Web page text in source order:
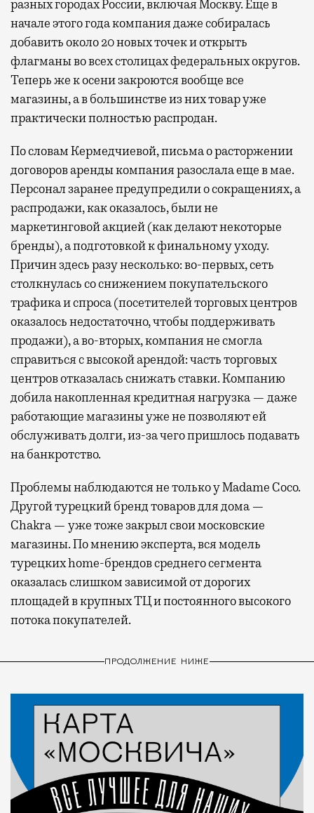
провести переговоры, поработать или просто
выпить кофе, наблюдая сквозь панорамные
окна за тем, как взлетают и садятся
самолеты. В Москве нет недостатка
в лаунжах. В аэропортах их обычно
несколько — в разных зонах воздушных
гаваней. На некоторых вокзалах — тоже.
Лаунжи доступны на Ленинградском,
и Курском вокзалах.
Попасть в бизнес-залы
могут держатели карт Mir Supreme. Причем
не только в столице. Всего доступно более
1000 бизнес-залов по всему миру.
разных городах России, включая Москву. Еще в
начале этого года компания даже собиралась
добавить около 20 новых точек и открыть
флагманы во всех столицах федеральных округов.
Теперь же к осени закроются вообще все
магазины, а в большинстве из них товар уже
практически полностью распродан.
По словам Кермедчиевой, письма о расторжении
договоров аренды компания разослала еще в мае.
Персонал заранее предупредили о сокращениях, а
распродажи, как оказалось, были не
маркетинговой акцией (как делают некоторые
бренды), а подготовкой к финальному уходу.
Причин здесь разу несколько: во-первых, сеть
столкнулась со снижением покупательского
трафика и спроса (посетителей торговых центров
оказалось недостаточно, чтобы поддерживать
продажи), а во-вторых, компания не смогла
справиться с высокой арендой: часть торговых
центров отказалась снижать ставки. Компанию
добила накопленная кредитная нагрузка — даже
работающие магазины уже не позволяют ей
обслуживать долги, из-за чего пришлось подавать
на банкротство.
Проблемы наблюдаются не только у Madame Coco.
Другой турецкий бренд товаров для дома —
Chakra — уже тоже закрыл свои московские
магазины. По мнению эксперта, вся модель
турецких home-брендов среднего сегмента
оказалась слишком зависимой от дорогих
площадей в крупных ТЦ и постоянного высокого
потока покупателей.
ПРОДОЛЖЕНИЕ НИЖЕ